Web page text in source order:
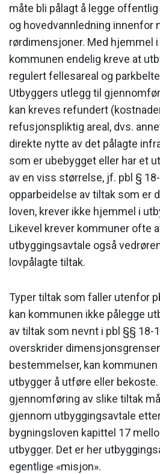
måte bli pålagt å legge
og hovedvannledning innenfor
rørdimensjoner. Med hjemmel i
kommunen endelig kreve at
regulert fellesareal og
Utbyggers utlegg til
kan kreves refundert
refusjonspliktig areal, dvs.
direkte nytte av det pålagte
som er ubebygget eller har et
av en viss størrelse, jf. pbl §
opparbeidelse av tiltak som er
loven, krever ikke hjemmel i
Likevel krever kommuner ofte
utbyggingsavtale også
lovpålagte tiltak.
Typer tiltak som faller utenfor
kan kommunen ikke pålegge
av tiltak som nevnt i pbl §§ 18-
overskrider
bestemmelser, kan kommunen
utbygger å utføre eller
gjennomføring av slike tiltak
gjennom utbyggingsavtale
bygningsloven kapittel 17
utbygger. Det er her
egentlige «misjon».